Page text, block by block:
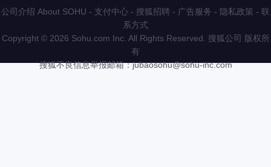
公司介绍 About SOHU - 支付中心 - 搜狐招聘 - 广告服务 - 隐私政策 - 联
系方式
Copyright © 2026 Sohu.com Inc. All Rights Reserved. 搜狐公司 版权所
有
搜狐不良信息举报邮箱：jubaosohu@sohu-inc.com